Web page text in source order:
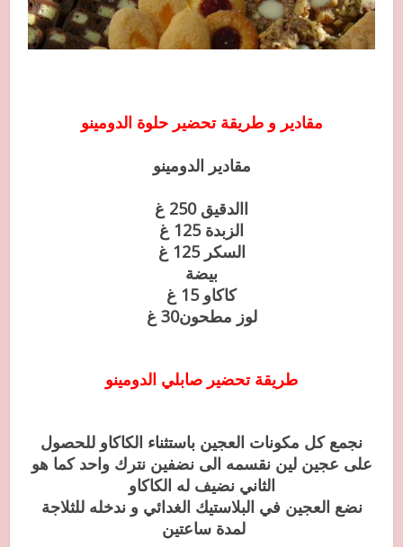
مقادير و طريقة تحضير حلوة الدومينو
مقادير الدومينو
االدقيق 250 غ
الزبدة 125 غ
السكر 125 غ
بيضة
كاكاو 15 غ
لوز مطحون30 غ
طريقة تحضير صابلي الدومينو
نجمع كل مكونات العجين باستثناء الكاكاو للحصول
على عجين لين نقسمه الى نضفين نترك واحد كما هو
الثاني نضيف له الكاكاو
نضع العجين في البلاستيك الغدائي و ندخله للثلاجة
لمدة ساعتين